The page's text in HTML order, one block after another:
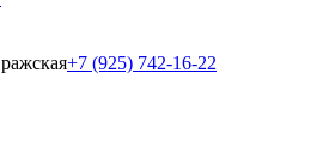
+7 (925) 742-16-22